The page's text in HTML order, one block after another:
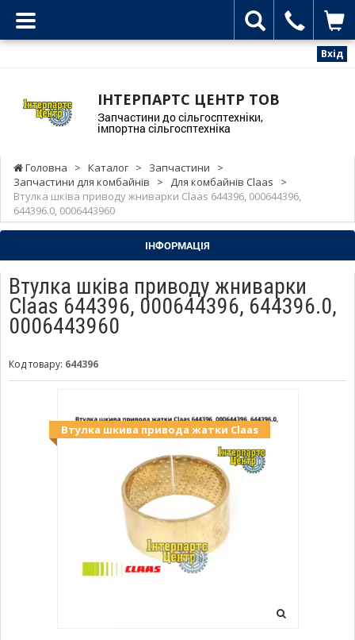
Вхід
ІНТЕРПАРТС ЦЕНТР ТОВ
Запчастини до сільгосптехніки,
імпортна сільгосптехніка
Головна > Каталог > Запчастини
>
Запчастини для комбайнів
> Для комбайнів Claas
>
Втулка шківа приводу жниварки Claas 644396, 000644396,
644396.0, 0006443960
ІНФОРМАЦІЯ
Втулка шківа приводу жниварки
Claas 644396, 000644396, 644396.0,
0006443960
Код товару: 644396
Втулка шкива привода жатки Claas